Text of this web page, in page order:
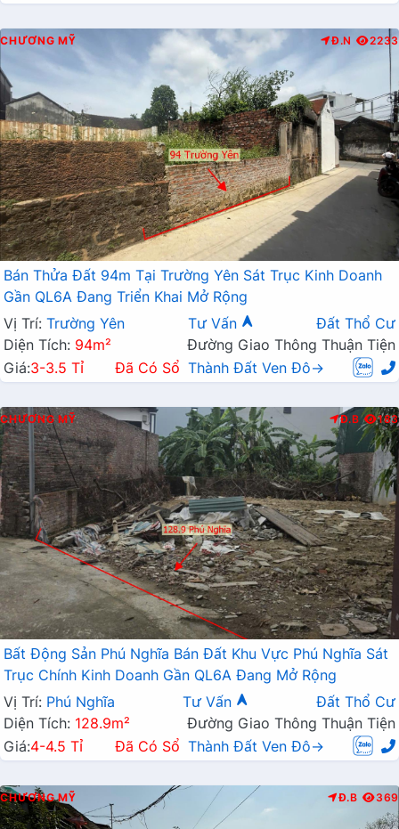
CHƯƠNG MỸ Đ.N 2233
Bán Thửa Đất 94m Tại Trường Yên Sát Trục Kinh Doanh
Gần QL6A Đang Triển Khai Mở Rộng
Vị Trí: Trường Yên Tư Vấn
Đất Thổ Cư
Diện Tích: 94m²
Đường Giao Thông Thuận Tiện
Giá:3-3.5 Tỉ Đã Có Sổ Thành Đất Ven Đô→
CHƯƠNG MỸ Đ.B 183
Bất Động Sản Phú Nghĩa Bán Đất Khu Vực Phú Nghĩa Sát
Trục Chính Kinh Doanh Gần QL6A Đang Mở Rộng
Vị Trí: Phú Nghĩa Tư Vấn
Đất Thổ Cư
Diện Tích: 128.9m²
Đường Giao Thông Thuận Tiện
Giá:4-4.5 Tỉ Đã Có Sổ Thành Đất Ven Đô→
CHƯƠNG MỸ Đ.B 369